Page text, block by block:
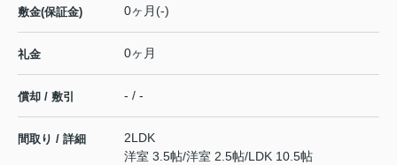
敷金(保証金) 0ヶ月(-)
礼金 0ヶ月
償却 / 敷引 - / -
間取り / 詳細
2LDK
洋室 3.5帖/洋室 2.5帖/LDK 10.5帖